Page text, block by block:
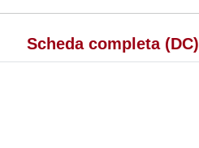
Scheda completa (DC)